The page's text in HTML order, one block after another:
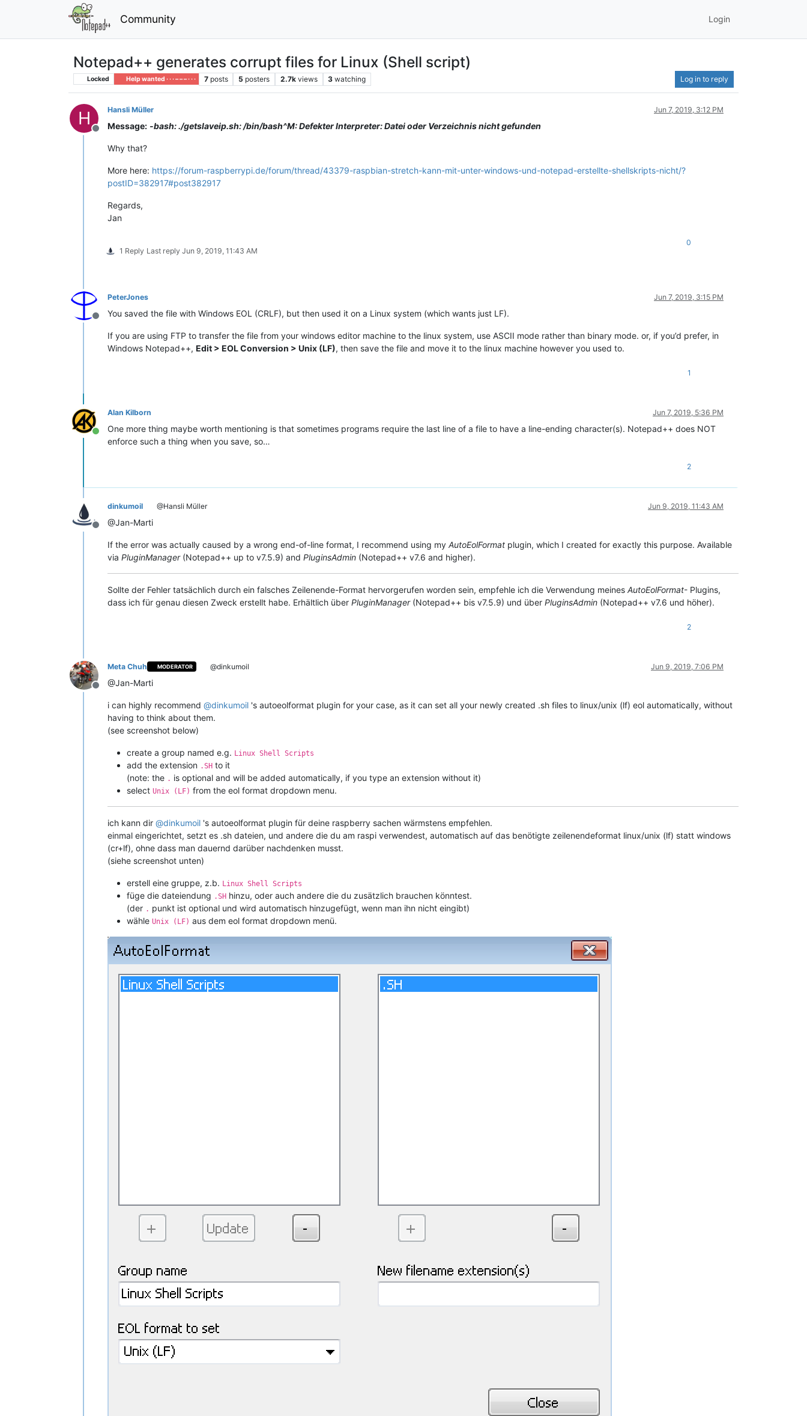
Community Login
Notepad++ generates corrupt files for Linux (Shell script)
Locked Help wanted · · · – – – · · · 7 posts 5 posters 2.7k views 3 watching Log in to reply
H
Offline
Hansli Müller Jun 7, 2019, 3:12 PM
Message: -bash: ./getslaveip.sh: /bin/bash^M: Defekter Interpreter: Datei oder Verzeichnis nicht gefunden
Why that?
More here: https://forum-raspberrypi.de/forum/thread/43379-raspbian-stretch-kann-mit-unter-windows-und-notepad-erstellte-shellskripts-nicht/?
postID=382917#post382917
Regards,
Jan
1 Reply Last reply Jun 9, 2019, 11:43 AM
0
Offline
PeterJones Jun 7, 2019, 3:15 PM
You saved the file with Windows EOL (CRLF), but then used it on a Linux system (which wants just LF).
If you are using FTP to transfer the file from your windows editor machine to the linux system, use ASCII mode rather than binary mode. or, if you’d prefer, in
Windows Notepad++, Edit > EOL Conversion > Unix (LF), then save the file and move it to the linux machine however you used to.
1
Online
Alan Kilborn Jun 7, 2019, 5:36 PM
One more thing maybe worth mentioning is that sometimes programs require the last line of a file to have a line-ending character(s). Notepad++ does NOT
enforce such a thing when you save, so…
2
Offline
dinkumoil @Hansli Müller Jun 9, 2019, 11:43 AM
@Jan-Marti
If the error was actually caused by a wrong end-of-line format, I recommend using my AutoEolFormat plugin, which I created for exactly this purpose. Available
via PluginManager(Notepad++ up to v7.5.9) and PluginsAdmin (Notepad++ v7.6 and higher).
Sollte der Fehler tatsächlich durch ein falsches Zeilenende-Format hervorgerufen worden sein, empfehle ich die Verwendung meines AutoEolFormat- Plugins,
dass ich für genau diesen Zweck erstellt habe. Erhältlich über PluginManager(Notepad++ bis v7.5.9) und über PluginsAdmin (Notepad++ v7.6 und höher).
2
Offline
Meta Chuh MODERATOR @dinkumoil Jun 9, 2019, 7:06 PM
@Jan-Marti
i can highly recommend @dinkumoil 's autoeolformat plugin for your case, as it can set all your newly created .sh files to linux/unix (lf) eol automatically, without
having to think about them.
(see screenshot below)
create a group named e.g. Linux Shell Scripts
add the extension .SH to it
(note: the . is optional and will be added automatically, if you type an extension without it)
select Unix (LF) from the eol format dropdown menu.
ich kann dir @dinkumoil 's autoeolformat plugin für deine raspberry sachen wärmstens empfehlen.
einmal eingerichtet, setzt es .sh dateien, und andere die du am raspi verwendest, automatisch auf das benötigte zeilenendeformat linux/unix (lf) statt windows
(cr+lf), ohne dass man dauernd darüber nachdenken musst.
(siehe screenshot unten)
erstell eine gruppe, z.b. Linux Shell Scripts
füge die dateiendung .SH hinzu, oder auch andere die du zusätzlich brauchen könntest.
(der . punkt ist optional und wird automatisch hinzugefügt, wenn man ihn nicht eingibt)
wähle Unix (LF) aus dem eol format dropdown menü.